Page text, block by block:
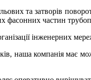
та затворів
фасонних частин
інженерних
наша компанія має